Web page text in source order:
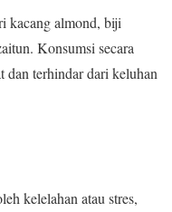
kacang almond, biji
Konsumsi secara
dan terhindar dari keluhan
kelelahan atau stres,